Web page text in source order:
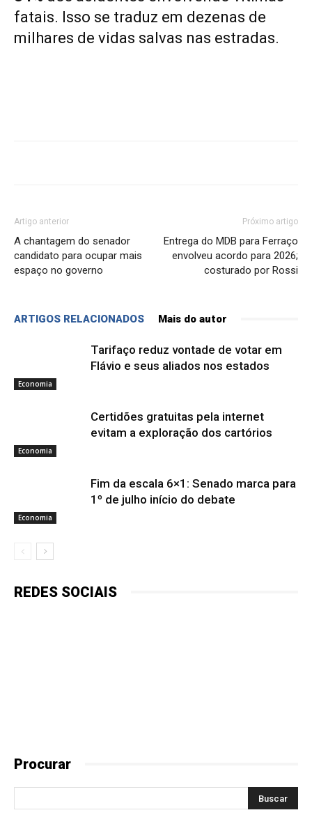
fatais. Isso se traduz em dezenas de
milhares de vidas salvas nas estradas.
Artigo anterior
A chantagem do senador
candidato para ocupar mais
espaço no governo
Próximo artigo
Entrega do MDB para Ferraço
envolveu acordo para 2026;
costurado por Rossi
ARTIGOS RELACIONADOS Mais do autor
Economia
Tarifaço reduz vontade de votar em
Flávio e seus aliados nos estados
Economia
Certidões gratuitas pela internet
evitam a exploração dos cartórios
Economia
Fim da escala 6×1: Senado marca para
1º de julho início do debate
REDES SOCIAIS
Procurar